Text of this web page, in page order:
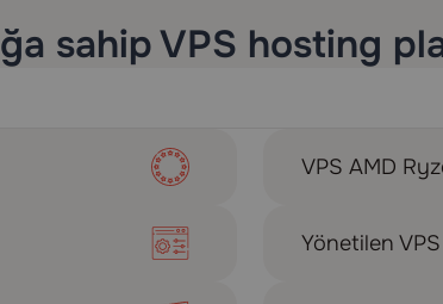
sahip VPS hosting
VPS AMD
Yönetilen